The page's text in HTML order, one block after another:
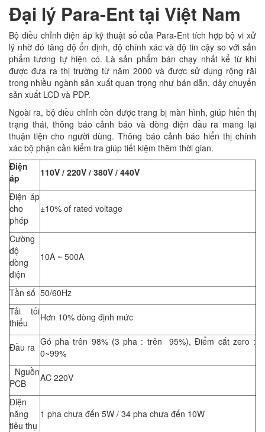
Đại lý Para-Ent tại Việt Nam
Bộ điều chỉnh điện áp kỹ thuật số của Para-Ent tích hợp bộ vi xử
lý nhờ đó tăng độ ổn định, độ chính xác và độ tin cậy so với sản
phẩm tương tự hiện có. Là sản phẩm bán chạy nhất kể từ khi
được đưa ra thị trường từ năm 2000 và được sử dụng rộng rãi
trong nhiều ngành sản xuất quan trọng như bán dẫn, dây chuyển
sản xuất LCD và PDP.
Ngoài ra, bộ điều chỉnh còn được trang bị màn hình, giúp hiển thị
trạng thái, thông báo cảnh báo và dòng điện đầu ra mang lại
thuận tiện cho người dùng. Thông báo cảnh báo hiển thị chính
xác bộ phận cần kiểm tra giúp tiết kiệm thêm thời gian.
Điện
áp
110V / 220V / 380V / 440V
Điện áp
cho
phép
±10% of rated voltage
Cường
độ
dòng
điện
10A ~ 500A
Tần số 50/60Hz
Tải tối
thiểu
Hơn 10% dòng định mức
Đầu ra Gó pha trên 98% (3 pha : trên 95%), Điểm cắt zero :
0~99%
Nguồn
PCB
AC 220V
Điện
năng
tiêu thụ
1 pha chưa đến 5W / 34 pha chưa đến 10W